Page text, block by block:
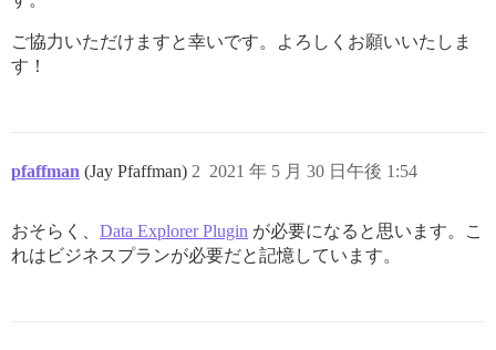
ご協力いただけますと幸いです。よろしくお願いいたしま
す！
pfaffman (Jay Pfaffman) 2021 年 5 月 30 日午後 1:54
2
おそらく、 Data Explorer Plugin が必要になると思います。こ
れはビジネスプランが必要だと記憶しています。